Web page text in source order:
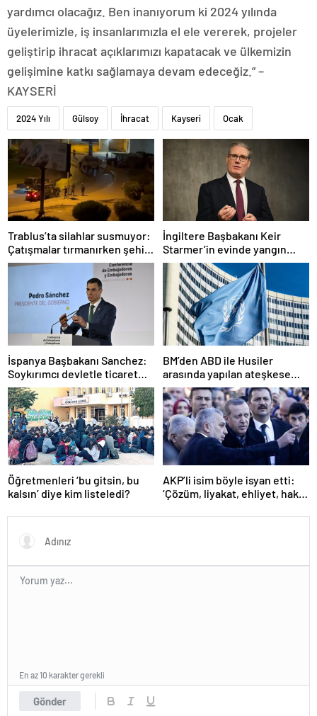
yardımcı olacağız. Ben inanıyorum ki 2024 yılında
üyelerimizle, iş insanlarımızla el ele vererek, projeler
geliştirip ihracat açıklarımızı kapatacak ve ülkemizin
gelişimine katkı sağlamaya devam edeceğiz.” –
KAYSERİ
2024 Yılı Gülsoy İhracat Kayseri Ocak
Trablus’ta silahlar susmuyor:
Çatışmalar tırmanırken şehir
alarmda
İngiltere Başbakanı Keir
Starmer’in evinde yangın
çıktı
İspanya Başbakanı Sanchez:
Soykırımcı devletle ticaret
yapmayız
BM’den ABD ile Husiler
arasında yapılan ateşkese
ilişkin değerlendirme
Öğretmenleri ‘bu gitsin, bu
kalsın’ diye kim listeledi?
AKP’li isim böyle isyan etti:
‘Çözüm, liyakat, ehliyet, hak,
Gönder
En az 10 karakter gerekli